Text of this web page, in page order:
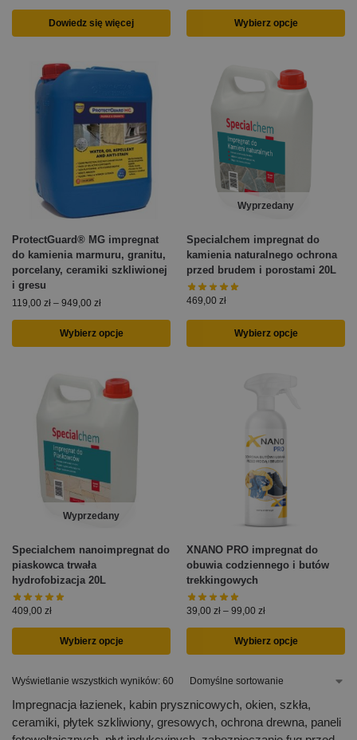
Dowiedz się więcej Wybierz opcje
ProtectGuard® MG impregnat
do kamienia marmuru, granitu,
porcelany, ceramiki szkliwionej
i gresu
119,00 zł – 949,00 zł
Wybierz opcje
Wyprzedany
Specialchem impregnat do
kamienia naturalnego ochrona
przed brudem i porostami 20L
469,00 zł
Wybierz opcje
Wyprzedany
Specialchem nanoimpregnat do
piaskowca trwała
hydrofobizacja 20L
409,00 zł
Wybierz opcje
XNANO PRO impregnat do
obuwia codziennego i butów
trekkingowych
39,00 zł – 99,00 zł
Wybierz opcje
Wyświetlanie wszystkich wyników: 60
Impregnacja łazienek, kabin prysznicowych, okien, szkła,
ceramiki, płytek szkliwiony, gresowych, ochrona drewna, paneli